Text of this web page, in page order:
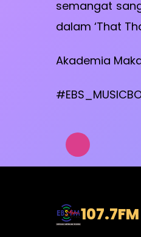
semangat
dalam ‘That
Akademia
107.7FM